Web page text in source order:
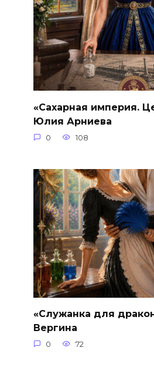
«Сахарная империя.
Юлия Арниева
0 108
«Служанка для
Вергина
0 72